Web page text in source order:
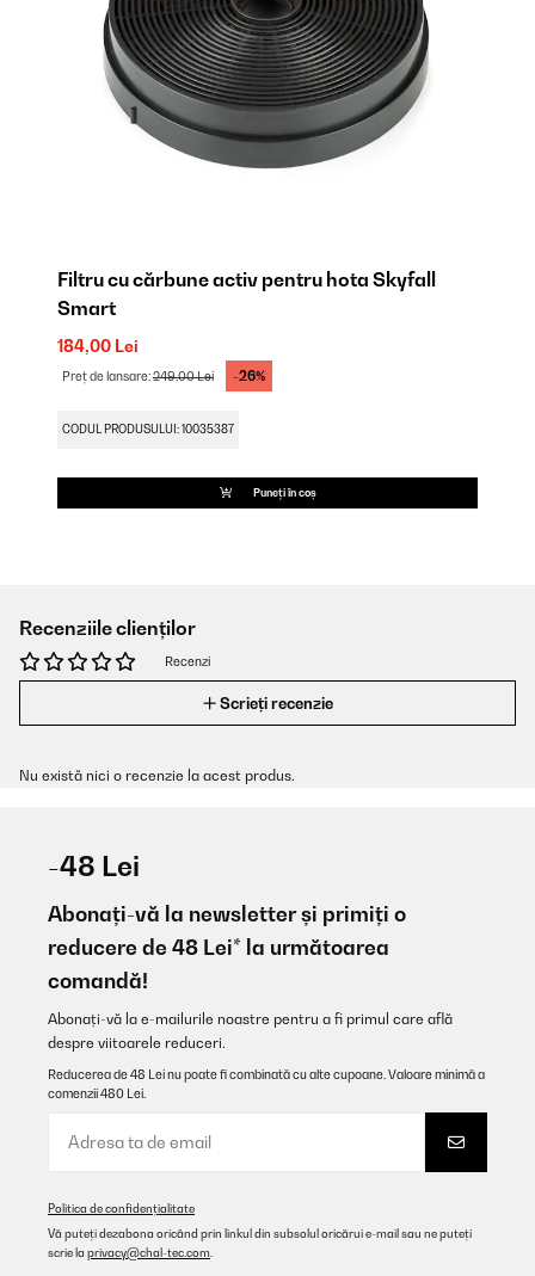
Filtru cu cărbune activ pentru hota Skyfall
Smart
184,00 Lei
Preț de lansare:249,00 Lei -26%
CODUL PRODUSULUI: 10035387
Puneți în coș
Recenziile clienților
Recenzi
Scrieți recenzie
Nu există nici o recenzie la acest produs.
-48 Lei
Abonați-vă la newsletter și primiți o
reducere de 48 Lei* la următoarea
comandă!
Abonați-vă la e-mailurile noastre pentru a fi primul care află
despre viitoarele reduceri.
Reducerea de 48 Lei nu poate fi combinată cu alte cupoane. Valoare minimă a
comenzii 480 Lei.
Politica de confidențialitate
Vă puteți dezabona oricând prin linkul din subsolul oricărui e-mail sau ne puteți
scrie la privacy@chal-tec.com